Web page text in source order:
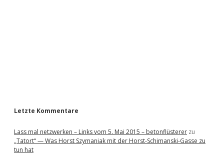
Letzte Kommentare
Lass mal netzwerken – Links vom 5. Mai 2015 – betonflüsterer zu
„Tatort“ — Was Horst Szymaniak mit der Horst-Schimanski-Gasse zu
tun hat